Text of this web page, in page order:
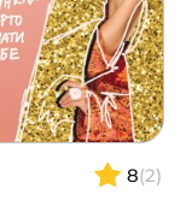
8(2)